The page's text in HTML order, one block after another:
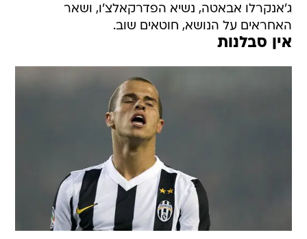
ג'אנקרלו אבאטה, נשיא הפדרקאלצ'ו, ושאר
האחראים על הנושא, חוטאים שוב.
אין סבלנות